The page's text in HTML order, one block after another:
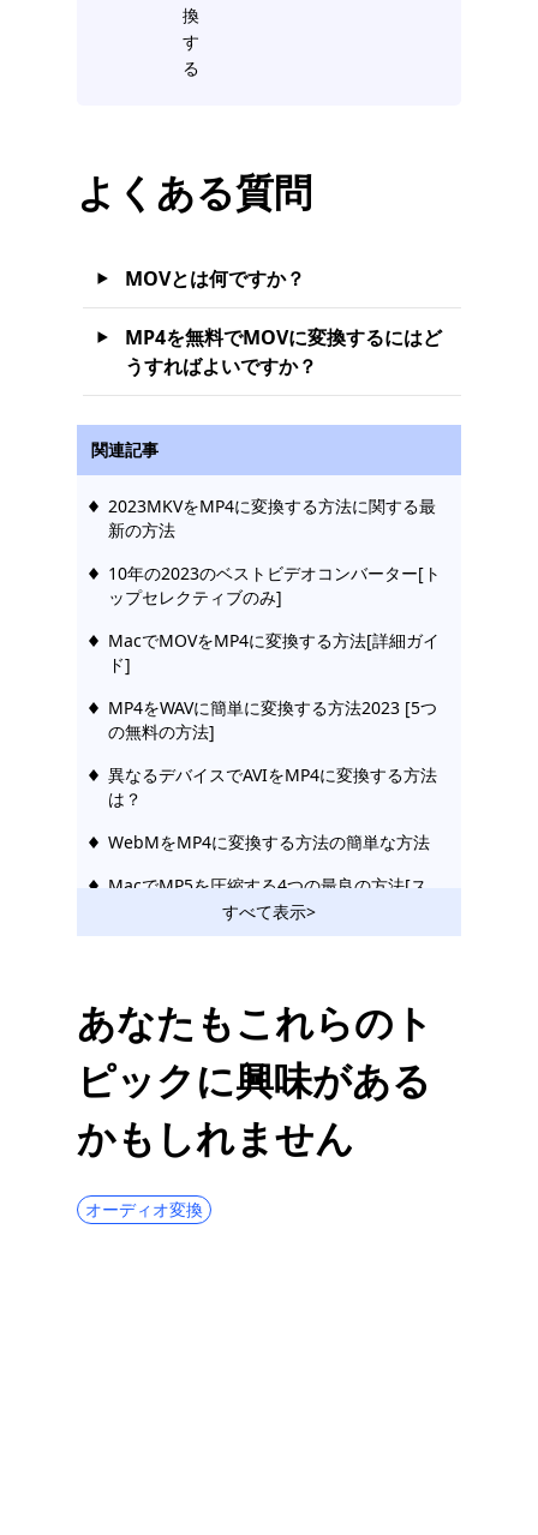
換
す
る
よくある質問
MOVとは何ですか？
MP4を無料でMOVに変換するにはど
うすればよいですか？
関連記事
2023MKVをMP4に変換する方法に関する最
新の方法
10年の2023のベストビデオコンバーター[ト
ップセレクティブのみ]
MacでMOVをMP4に変換する方法[詳細ガイ
ド]
MP4をWAVに簡単に変換する方法2023 [5つ
の無料の方法]
異なるデバイスでAVIをMP4に変換する方法
は？
WebMをMP4に変換する方法の簡単な方法
MacでMP5を圧縮する4つの最良の方法[ス
テップバイステップガイド]
[3つのすばらしいツール]Mac4でAVIを
MP2023に変換する方法
VOBをMP4に変換する方法[5つのすばらし
MPEGをMP4に簡単に変換する方法に関する
MKVをAVIに変換する5つの一般的な方法[ス
すべて表示>
あなたもこれらのト
ピックに興味がある
かもしれません
オーディオ変換